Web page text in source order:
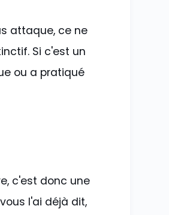
attaque, ce ne
Si c'est un
ou a pratiqué
c'est donc une
l'ai déjà dit,